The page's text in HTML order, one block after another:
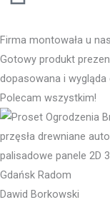
Firma montowała u
Gotowy produkt
dopasowana i wygląda
Polecam wszystkim!
Dawid Borkowski